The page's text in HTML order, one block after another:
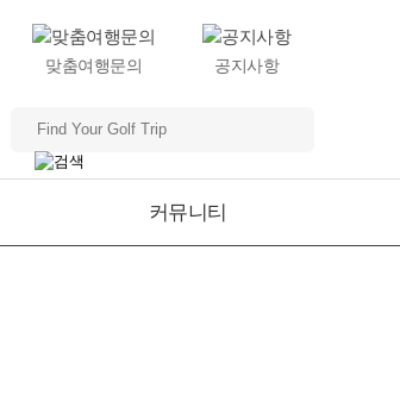
맞춤여행문의 공지사항
커뮤니티